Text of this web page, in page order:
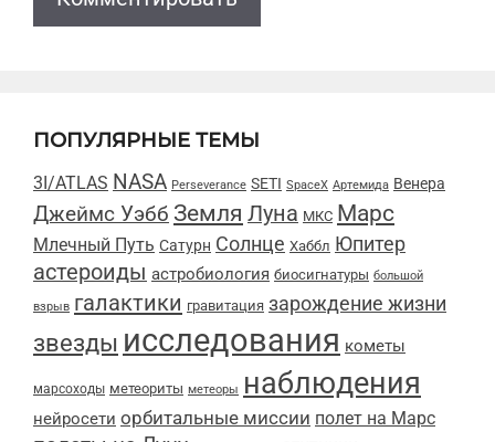
ПОПУЛЯРНЫЕ ТЕМЫ
3I/ATLAS NASA Perseverance SETI SpaceX Артемида Венера
Джеймс Уэбб Земля Луна МКС Марс
Млечный Путь Сатурн Солнце Хаббл Юпитер
астероиды астробиология биосигнатуры большой
взрыв галактики гравитация зарождение жизни
звезды исследования кометы
марсоходы метеориты метеоры наблюдения
нейросети орбитальные миссии полет на Марс